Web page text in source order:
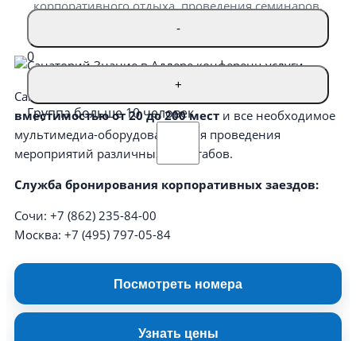
-
0
+
Группа больше 10 человек
корпоративного отдыха, проведения семинаров,
Санаторий имеет
вместимостью от 20 до 200 мест и все необходимое
мультимедиа-оборудование для проведения
мероприятий различных масштабов.
Служба бронирования корпоративных заездов:
Сочи: +7 (862) 235-84-00
Москва: +7 (495) 797-05-84
Посмотреть номера
Узнать цены